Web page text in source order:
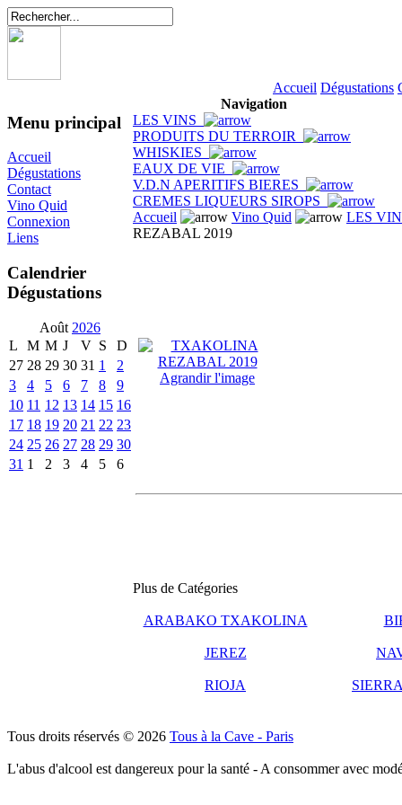
Accueil Dégustations
Menu principal
Accueil
Dégustations
Contact
Vino Quid
Connexion
Liens
Calendrier
Dégustations
Août 2026
L
M M J V S
D
27 28 29 30 31 1
2
3
4 5 6 7 8
9
10 11 12 13 14 15 16
17 18 19 20 21 22 23
24 25 26 27 28 29 30
31 1 2 3 4 5 6
Navigation
LES VINS
PRODUITS DU TERROIR
WHISKIES
EAUX DE VIE
V.D.N APERITIFS BIERES
CREMES LIQUEURS SIROPS
Accueil
Vino Quid
LES
REZABAL 2019
Agrandir l'image
Plus de Catégories
ARABAKO TXAKOLINA
JEREZ
RIOJA
Tous droits réservés © 2026 Tous à la Cave - Paris
L'abus d'alcool est dangereux pour la santé - A consommer avec